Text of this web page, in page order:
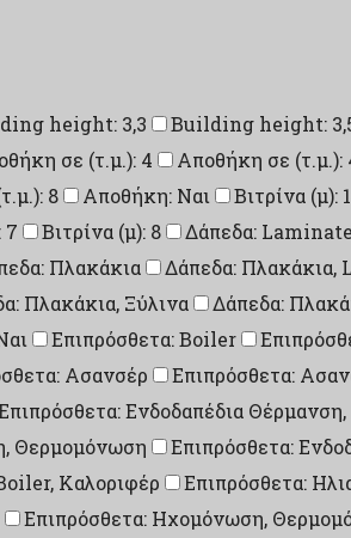
height: 3,3 Building height:
σε (τ.μ.): 4 Αποθήκη σε (τ.μ.):
8 Αποθήκη: Ναι Βιτρίνα (μ):
7 Βιτρίνα (μ): 8 Δάπεδα: Laminate
Πλακάκια Δάπεδα: Πλακάκια,
Πλακάκια, Ξύλινα Δάπεδα:
Επιπρόσθετα: Boiler
Ασανσέρ Επιπρόσθετα:
Ενδοδαπέδια
Θερμομόνωση
Επιπρόσθετα:
Καλοριφέρ Επιπρόσθετα:
Επιπρόσθετα: Ηχομόνωση,